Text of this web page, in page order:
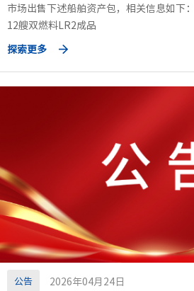
市场出售下述船舶资产包，相关信息如下
12艘双燃料LR2成品
探索更多
公告 2026年04月24日